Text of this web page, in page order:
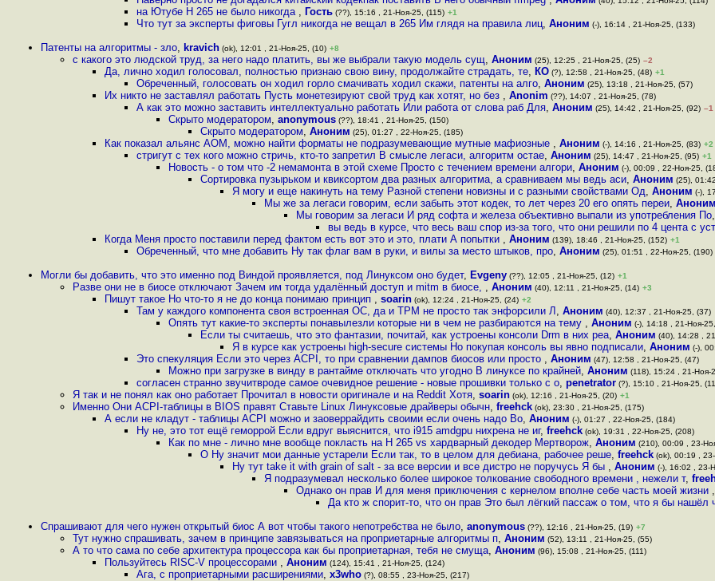
на Ютубе H 265 не было никогда , Гость (??), 15:16 , 21-Ноя-25, (115) +1
Что тут за эксперты фиговы Гугл никогда не вещал в 265 Им глядя на правила лиц, Аноним (-), 16:14 , 21-Ноя-25, (133)
Патенты на алгоритмы - зло, kravich (ok), 12:01 , 21-Ноя-25, (10) +8
с какого это людской труд, за него надо платить, вы же выбрали такую модель сущ, Аноним (25), 12:25 , 21-Ноя-25, (25) –2
Да, лично ходил голосовал, полностью признаю свою вину, продолжайте страдать, те, КО (?), 12:58 , 21-Ноя-25, (48) +1
Обреченный, голосовать он ходил горло смачивать ходил скажи, патенты на алго, Аноним (25), 13:18 , 21-Ноя-25, (57)
Их никто не заставлял работать Пусть монетезируют свой труд как хотят, но без , Anonim (??), 14:07 , 21-Ноя-25, (78)
А как это можно заставить интеллектуально работать Или работа от слова раб Для, Аноним (25), 14:42 , 21-Ноя-25, (92) –1
Скрыто модератором, anonymous (??), 18:41 , 21-Ноя-25, (150)
Скрыто модератором, Аноним (25), 01:27 , 22-Ноя-25, (185)
Как показал альянс AOM, можно найти форматы не подразумевающие мутные мафиозные , Аноним (-), 14:16 , 21-Ноя-25, (83) +2
стригут с тех кого можно стричь, кто-то запретил В смысле легаси, алгоритм остае, Аноним (25), 14:47 , 21-Ноя-25, (95) +1
Новость - о том что -2 немамонта в этой схеме Просто с течением времени алгори, Аноним (-), 00:09 , 22-Ноя-25,
Сортировка пузырьком и квиксортом два разных алгоритма, а сравниваем мы ведь аси, Аноним (25),
Я могу и еще накинуть на тему Разной степени новизны и с разными свойствами Од, Аноним (-),
Мы же за легаси говорим, если забыть этот кодек, то лет через 20 его опять переи, Аноним
Мы говорим за легаси И ряд софта и железа объективно выпали из употребления По,
вы ведь в курсе, что весь ваш спор из-за того, что они решили по 4 цента с
Когда Меня просто поставили перед фактом есть вот это и это, плати А попытки , Аноним (139), 18:46 , 21-Ноя-25, (152) +1
Обреченный, что мне добавить Ну так флаг вам в руки, и вилы за место штыков, про, Аноним (25), 01:51 , 22-Ноя-25, (190)
Могли бы добавить, что это именно под Виндой проявляется, под Линуксом оно будет, Evgeny (??), 12:05 , 21-Ноя-25, (12) +1
Разве они не в биосе отключают Зачем им тогда удалённый доступ и mitm в биосе, , Аноним (40), 12:11 , 21-Ноя-25, (14) +3
Пишут такое Но что-то я не до конца понимаю принцип , soarin (ok), 12:24 , 21-Ноя-25, (24) +2
Там у каждого компонента своя встроенная ОС, да и TPM не просто так энфорсили Л , Аноним (40), 12:37 , 21-Ноя-25, (37)
Опять тут какие-то эксперты понавылезли которые ни в чем не разбираются на тему , Аноним (-), 14:18 , 21-Ноя-
Если ты считаешь, что это фантазии, почитай, как устроены консоли Drm в них реа, Аноним (40), 14:28 ,
Я в курсе как устроены high-secure системы Но покупая консоль вы явно подписали, Аноним (-),
Это спекуляция Если это через ACPI, то при сравнении дампов биосов или просто , Аноним (47), 12:58 , 21-Ноя-25, (47)
Можно при загрузке в винду в рантайме отключать что угодно В линуксе по крайней, Аноним (118), 15:24 , 21-Ноя-
согласен странно звучитвроде самое очевидное решение - новые прошивки только с о, penetrator (?), 15:10 , 21-Ноя-25,
Я так и не понял как оно работает Прочитал в новости оригинале и на Reddit Хотя, soarin (ok), 12:16 , 21-Ноя-25, (20) +1
Именно Они ACPI-таблицы в BIOS правят Ставьте Linux Линуксовые драйверы обычн, freehck (ok), 23:30 , 21-Ноя-25, (175)
А если не кладут - таблицы ACPI можно и заоверрайдить своими если очень надо Во, Аноним (-), 01:27 , 22-Ноя-25, (184)
Ну не, это тот ещё геморрой Если вдруг выяснится, что i915 amdgpu нихрена не иг, freehck (ok), 19:31 , 22-Ноя-25, (208)
Как по мне - лично мне вообще покласть на H 265 vs хардварный декодер Мертворож, Аноним (210), 00:09 , 23-
О Ну значит мои данные устарели Если так, то в целом для дебиана, рабочее реше, freehck (ok), 00:19 ,
Ну тут take it with grain of salt - за все версии и все дистро не поручусь Я бы , Аноним (-), 16:02 , 23-
Я подразумевал несколько более широкое толкование свободного времени , нежели т,
Однако он прав И для меня приключения с кернелом вполне себе часть моей жизни ,
Да кто ж спорит-то, что он прав Это был лёгкий пассаж о том, что я бы нашёл
Спрашивают для чего нужен открытый биос А вот чтобы такого непотребства не было, anonymous (??), 12:16 , 21-Ноя-25, (19) +7
Тут нужно спрашивать, зачем в принципе завязываться на проприетарные алгоритмы п, Аноним (52), 13:11 , 21-Ноя-25, (55)
А то что сама по себе архитектура процессора как бы проприетарная, тебя не смуща, Аноним (96), 15:08 , 21-Ноя-25, (111)
Пользуйтесь RISC-V процессорами , Аноним (124), 15:41 , 21-Ноя-25, (124)
Ага, с проприетарными расширениями, x3who (?), 08:55 , 23-Ноя-25, (217)